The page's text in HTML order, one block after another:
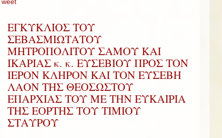
ΕΓΚΥΚΛΙΟΣ ΤΟΥ
ΣΕΒΑΣΜΙΩΤΑΤΟΥ
ΜΗΤΡΟΠΟΛΙΤΟΥ ΣΑΜΟΥ ΚΑΙ
ΙΚΑΡΙΑΣ κ. κ. ΕΥΣΕΒΙΟΥ ΠΡΟΣ ΤΟΝ
ΙΕΡΟΝ ΚΛΗΡΟΝ ΚΑΙ ΤΟΝ ΕΥΣΕΒΗ
ΛΑΟΝ ΤΗΣ ΘΕΟΣΩΣΤΟΥ
ΕΠΑΡΧΙΑΣ ΤΟΥ ΜΕ ΤΗΝ ΕΥΚΑΙΡΙΑ
ΤΗΣ ΕΟΡΤΗΣ ΤΟΥ ΤΙΜΙΟΥ
ΣΤΑΥΡΟΥ